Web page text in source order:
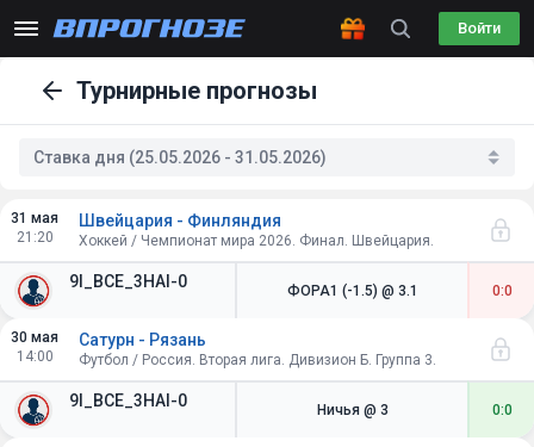
Войти
Турнирные прогнозы
Ставка дня (25.05.2026 - 31.05.2026)
31 мая
21:20
9I_BCE_3HAI-0
Швейцария - Финляндия
Хоккей / Чемпионат мира 2026. Финал. Швейцария.
ФОРА1 (-1.5) @ 3.1 0:0
30 мая
14:00
9I_BCE_3HAI-0
Сатурн - Рязань
Футбол / Россия. Вторая лига. Дивизион Б. Группа 3.
Ничья @ 3 0:0